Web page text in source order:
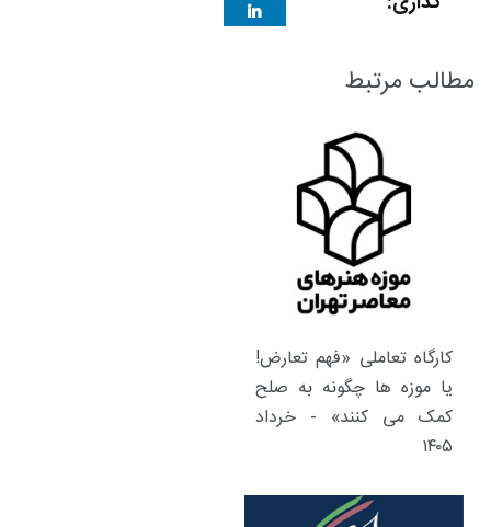
مطالب مرتبط
کارگاه تعاملی «فهم تعارض!
یا موزه ها چگونه به صلح
کمک می کنند» - خرداد
۱۴۰۵